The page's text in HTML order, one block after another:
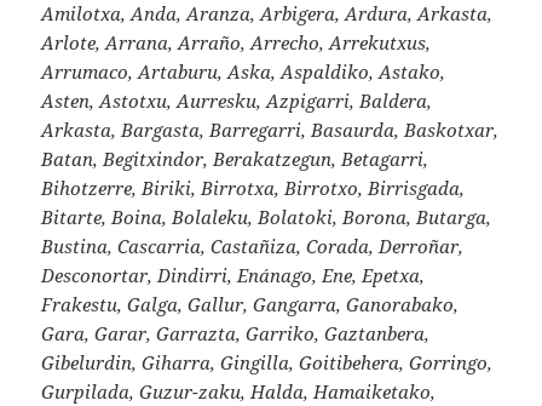
Amilotxa, Anda, Aranza, Arbigera, Ardura, Arkasta,
Arlote, Arrana, Arraño, Arrecho, Arrekutxus,
Arrumaco, Artaburu, Aska, Aspaldiko, Astako,
Asten, Astotxu, Aurresku, Azpigarri, Baldera,
Arkasta, Bargasta, Barregarri, Basaurda, Baskotxar,
Batan, Begitxindor, Berakatzegun, Betagarri,
Bihotzerre, Biriki, Birrotxa, Birrotxo, Birrisgada,
Bitarte, Boina, Bolaleku, Bolatoki, Borona, Butarga,
Bustina, Cascarria, Castañiza, Corada, Derroñar,
Desconortar, Dindirri, Enánago, Ene, Epetxa,
Frakestu, Galga, Gallur, Gangarra, Ganorabako,
Gara, Garar, Garrazta, Garriko, Gaztanbera,
Gibelurdin, Giharra, Gingilla, Goitibehera, Gorringo,
Gurpilada, Guzur-zaku, Halda, Hamaiketako,